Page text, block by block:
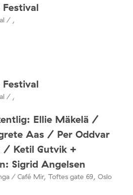
Festival
/ ,
Festival
/ ,
Ellie Mäkelä /
Aas / Per Oddvar
/ Ketil Gutvik +
Sigrid Angelsen
/ Café Mir, Toftes gate 69, Oslo